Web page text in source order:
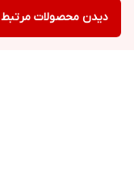
دیدن محصولات مرتبط